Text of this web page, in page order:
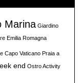
Marina Giardino
Emilia Romagna
Capo Vaticano Praia a
end Ostro Activity